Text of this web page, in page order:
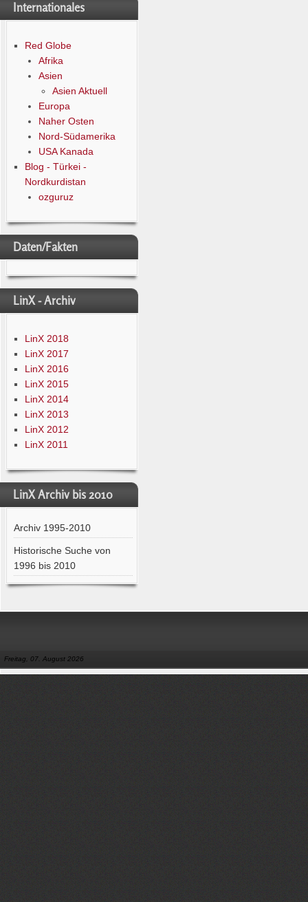
Internationales
Red Globe
Afrika
Asien
Asien Aktuell
Europa
Naher Osten
Nord-Südamerika
USA Kanada
Blog - Türkei -
Nordkurdistan
ozguruz
Daten/Fakten
LinX - Archiv
LinX 2018
LinX 2017
LinX 2016
LinX 2015
LinX 2014
LinX 2013
LinX 2012
LinX 2011
LinX Archiv bis 2010
Archiv 1995-2010
Historische Suche von
1996 bis 2010
Freitag, 07. August 2026